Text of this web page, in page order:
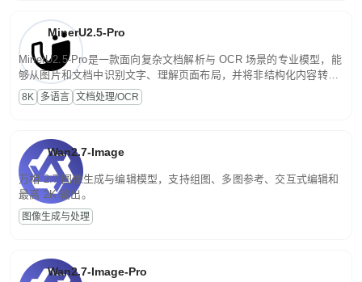
MinerU2.5-Pro
MinerU2.5-Pro是一款面向复杂文档解析与 OCR 场景的专业模型，能
够从图片和文档中识别文字、理解页面布局，并将非结构化内容转换
为便于存储、检索和二次处理的结构化结果。
8K 多语言 文档处理/OCR
Wan2.7-Image
万相 2.7 图像生成与编辑模型，支持组图、多图参考、交互式编辑和
最高 2K 输出。
图像生成与处理
Wan2.7-Image-Pro